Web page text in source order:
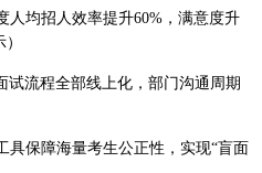
人均招人效率提升60%，满意度升
试流程全部线上化，部门沟通周期
保障海量考生公正性，实现“盲面